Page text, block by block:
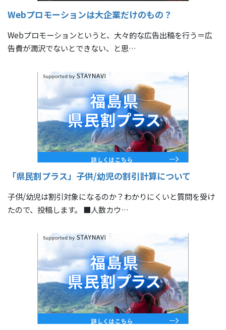
Webプロモーションは大企業だけのもの？
Webプロモーションというと、大々的な広告出稿を行う＝広
告費が潤沢でないとできない、と思…
「県民割プラス」子供/幼児の割引計算について
子供/幼児は割引対象になるのか？わかりにくいと質問を受け
たので、投稿します。 ■人数カウ…